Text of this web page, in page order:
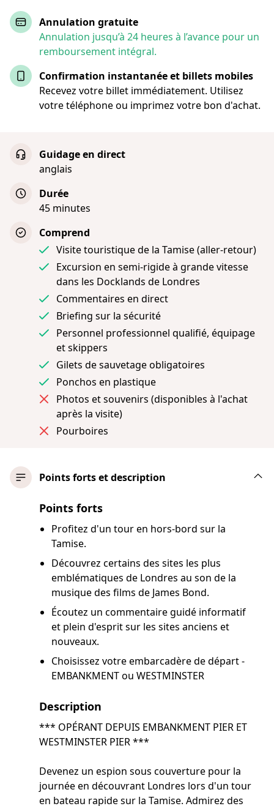
Annulation gratuite
Annulation jusqu’à 24 heures à l’avance pour un
remboursement intégral.
Confirmation instantanée et billets mobiles
Recevez votre billet immédiatement. Utilisez
votre téléphone ou imprimez votre bon d'achat.
Guidage en direct
anglais
Durée
45 minutes
Comprend
Visite touristique de la Tamise (aller-retour)
Excursion en semi-rigide à grande vitesse
dans les Docklands de Londres
Commentaires en direct
Briefing sur la sécurité
Personnel professionnel qualifié, équipage
et skippers
Gilets de sauvetage obligatoires
Ponchos en plastique
Photos et souvenirs (disponibles à l'achat
après la visite)
Pourboires
Points forts et description
Points forts
Profitez d'un tour en hors-bord sur la
Tamise.
Découvrez certains des sites les plus
emblématiques de Londres au son de la
musique des films de James Bond.
Écoutez un commentaire guidé informatif
et plein d'esprit sur les sites anciens et
nouveaux.
Choisissez votre embarcadère de départ -
EMBANKMENT ou WESTMINSTER
Description
*** OPÉRANT DEPUIS EMBANKMENT PIER ET
WESTMINSTER PIER ***
Devenez un espion sous couverture pour la
journée en découvrant Londres lors d'un tour
en bateau rapide sur la Tamise. Admirez des